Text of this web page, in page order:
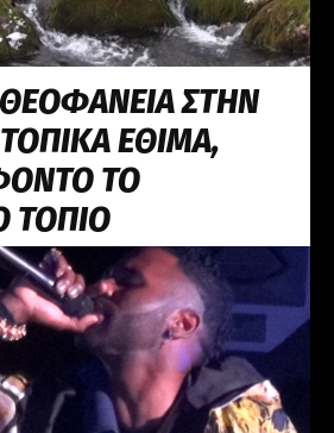
ΣΤΗΝ
ΕΘΙΜΑ,
ΤΟ
ΤΟΠΙΟ